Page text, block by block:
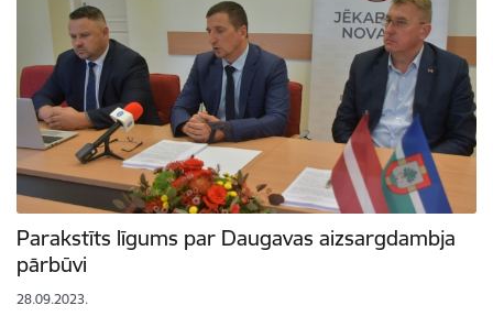
Parakstīts līgums par Daugavas aizsargdambja
pārbūvi
28.09.2023.